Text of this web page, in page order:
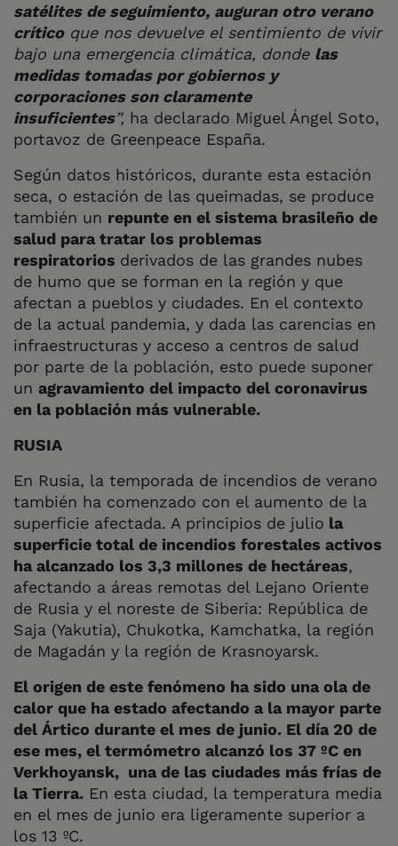
satélites de seguimiento, auguran otro verano
críticoque nos devuelve el sentimiento de vivir
bajo una emergencia climática, donde las
medidas tomadas por gobiernos y
corporaciones son claramente
insuficientes”, ha declarado Miguel Ángel Soto,
portavoz de Greenpeace España.
Según datos históricos, durante esta estación
seca, o estación de las queimadas, se produce
también un repunte en el sistema brasileño de
salud para tratar los problemas
respiratorios derivados de las grandes nubes
de humo que se forman en la región y que
afectan a pueblos y ciudades. En el contexto
de la actual pandemia, y dada las carencias en
infraestructuras y acceso a centros de salud
por parte de la población, esto puede suponer
un agravamiento del impacto del coronavirus
en la población más vulnerable.
RUSIA
En Rusia, la temporada de incendios de verano
también ha comenzado con el aumento de la
superficie afectada. A principios de julio la
superficie total de incendios forestales activos
ha alcanzado los 3,3 millones de hectáreas,
afectando a áreas remotas del Lejano Oriente
de Rusia y el noreste de Siberia: República de
Saja (Yakutia), Chukotka, Kamchatka, la región
de Magadán y la región de Krasnoyarsk.
El origen de este fenómeno ha sido una ola de
calor que ha estado afectando a la mayor parte
del Ártico durante el mes de junio. El día 20 de
ese mes, el termómetro alcanzó los 37 ºC en
Verkhoyansk, una de las ciudades más frías de
la Tierra. En esta ciudad, la temperatura media
en el mes de junio era ligeramente superior a
los 13 ºC.